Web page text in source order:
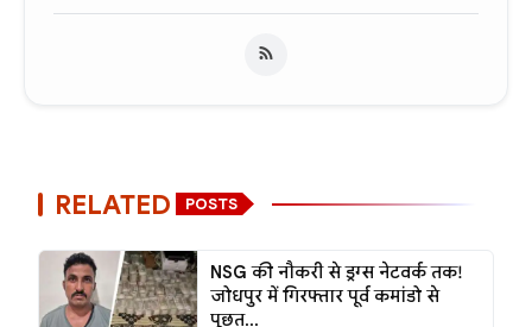
RELATED POSTS
NSG की नौकरी से ड्रग्स नेटवर्क तक!
जोधपुर में गिरफ्तार पूर्व कमांडो से
पूछत...